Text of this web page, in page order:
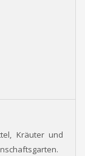
Kräuter und